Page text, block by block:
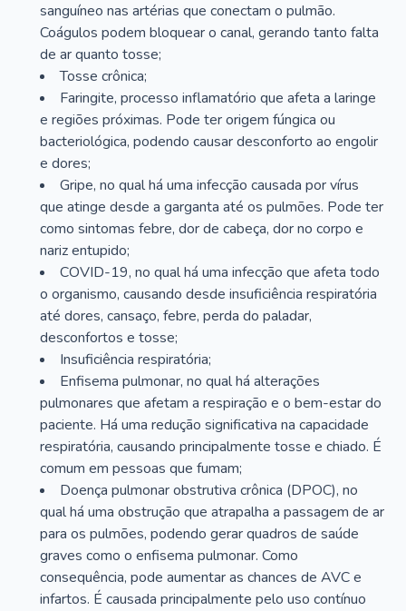
sanguíneo nas artérias que conectam o pulmão.
Coágulos podem bloquear o canal, gerando tanto falta
de ar quanto tosse;
Tosse crônica;
Faringite, processo inflamatório que afeta a laringe
e regiões próximas. Pode ter origem fúngica ou
bacteriológica, podendo causar desconforto ao engolir
e dores;
Gripe, no qual há uma infecção causada por vírus
que atinge desde a garganta até os pulmões. Pode ter
como sintomas febre, dor de cabeça, dor no corpo e
nariz entupido;
COVID-19, no qual há uma infecção que afeta todo
o organismo, causando desde insuficiência respiratória
até dores, cansaço, febre, perda do paladar,
desconfortos e tosse;
Insuficiência respiratória;
Enfisema pulmonar, no qual há alterações
pulmonares que afetam a respiração e o bem-estar do
paciente. Há uma redução significativa na capacidade
respiratória, causando principalmente tosse e chiado. É
comum em pessoas que fumam;
Doença pulmonar obstrutiva crônica (DPOC), no
qual há uma obstrução que atrapalha a passagem de ar
para os pulmões, podendo gerar quadros de saúde
graves como o enfisema pulmonar. Como
consequência, pode aumentar as chances de AVC e
infartos. É causada principalmente pelo uso contínuo